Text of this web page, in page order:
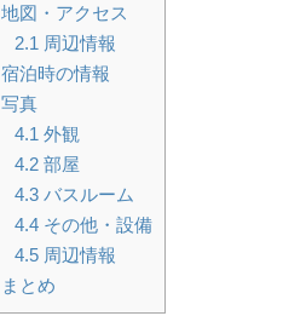
地図・アクセス
2.1 周辺情報
宿泊時の情報
写真
4.1 外観
4.2部屋
4.3バスルーム
4.4その他・設備
4.5周辺情報
まとめ